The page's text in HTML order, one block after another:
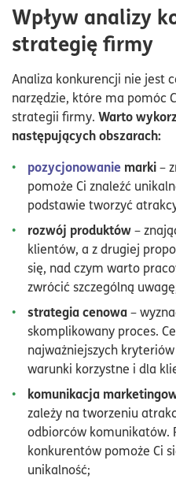
Wpływ analizy
strategię firmy
Analiza konkurencji nie jest
narzędzie, które ma pomóc
strategii firmy. Warto
następujących obszarach:
pozycjonowanie marki–
pomoże Ci znaleźć
podstawie tworzyć
rozwój produktów–
klientów, a z drugiej
się, nad czym warto
zwrócić szczególną
strategia cenowa–
skomplikowany proces.
najważniejszych
warunki korzystne i dla
komunikacja
zależy na tworzeniu
odbiorców komunikatów.
konkurentów pomoże Ci
unikalność;